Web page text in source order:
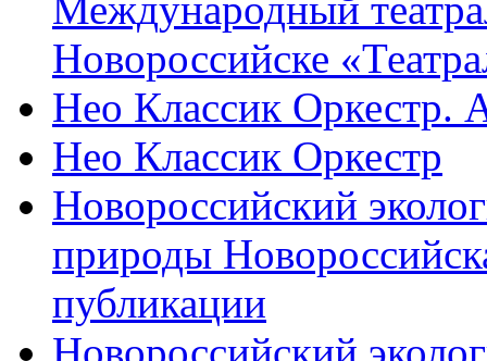
Новороссийске
Нео Классик Оркестр.
Нео Классик Оркестр
Новороссийский
природы
публикации
Новороссийский